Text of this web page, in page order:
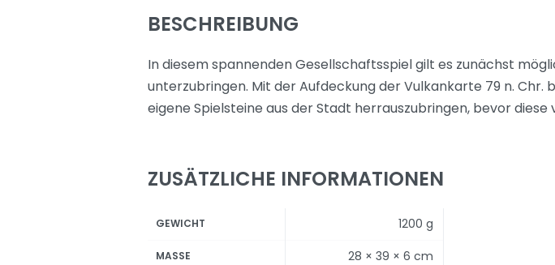
BESCHREIBUNG
In diesem spannenden Gesellschaftsspiel gilt es zunächst
unterzubringen. Mit der Aufdeckung der Vulkankarte 79 n. Chr.
eigene Spielsteine aus der Stadt herrauszubringen, bevor
ZUSÄTZLICHE INFORMATIONEN
GEWICHT 1200 g
MASSE 28 × 39 × 6 cm